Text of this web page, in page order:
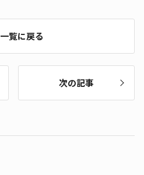
一覧に戻る
次の記事